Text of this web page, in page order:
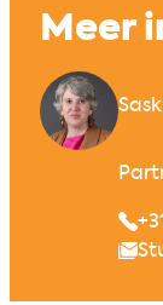
Meer